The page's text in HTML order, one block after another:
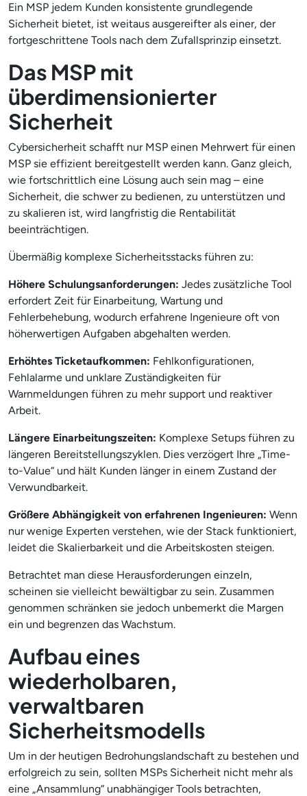
Ein MSP jedem Kunden konsistente grundlegende
Sicherheit bietet, ist weitaus ausgereifter als einer, der
fortgeschrittene Tools nach dem Zufallsprinzip einsetzt.
Das MSP mit
überdimensionierter
Sicherheit
Cybersicherheit schafft nur MSP einen Mehrwert für einen
MSP sie effizient bereitgestellt werden kann. Ganz gleich,
wie fortschrittlich eine Lösung auch sein mag – eine
Sicherheit, die schwer zu bedienen, zu unterstützen und
zu skalieren ist, wird langfristig die Rentabilität
beeinträchtigen.
Übermäßig komplexe Sicherheitsstacks führen zu:
Höhere Schulungsanforderungen: Jedes zusätzliche Tool
erfordert Zeit für Einarbeitung, Wartung und
Fehlerbehebung, wodurch erfahrene Ingenieure oft von
höherwertigen Aufgaben abgehalten werden.
Erhöhtes Ticketaufkommen: Fehlkonfigurationen,
Fehlalarme und unklare Zuständigkeiten für
Warnmeldungen führen zu mehr support und reaktiver
Arbeit.
Längere Einarbeitungszeiten: Komplexe Setups führen zu
längeren Bereitstellungszyklen. Dies verzögert Ihre „Time-
to-Value“ und hält Kunden länger in einem Zustand der
Verwundbarkeit.
Größere Abhängigkeit von erfahrenen Ingenieuren: Wenn
nur wenige Experten verstehen, wie der Stack funktioniert,
leidet die Skalierbarkeit und die Arbeitskosten steigen.
Betrachtet man diese Herausforderungen einzeln,
scheinen sie vielleicht bewältigbar zu sein. Zusammen
genommen schränken sie jedoch unbemerkt die Margen
ein und begrenzen das Wachstum.
Aufbau eines
wiederholbaren,
verwaltbaren
Sicherheitsmodells
Um in der heutigen Bedrohungslandschaft zu bestehen und
erfolgreich zu sein, sollten MSPs Sicherheit nicht mehr als
eine „Ansammlung“ unabhängiger Tools betrachten,